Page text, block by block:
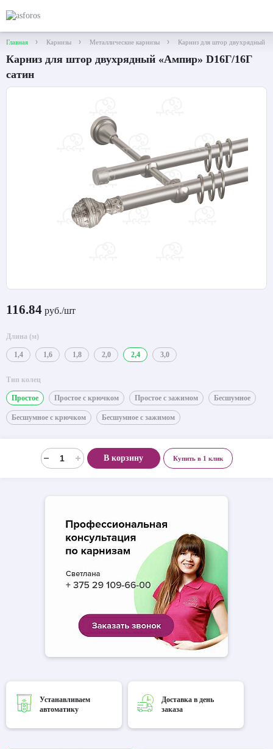
Главная Карнизы Металлические карнизы Карниз для штор двухрядный
Карниз для штор двухрядный «Ампир» D16Г/16Г
сатин
116.84 руб./шт
Длина (м)
1,4 1,6 1,8 2,0 2,4 3,0
Тип колец
Простое Простое с крючком Простое с зажимом Бесшумное
Бесшумное с крючком Бесшумное с зажимом
В корзину Купить в 1 клик
Устанавливаем
автоматику
Доставка в день
заказа